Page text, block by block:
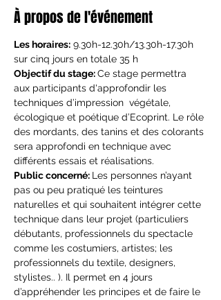
À propos de l'événement
Les horaires: 9.30h-12.30h/13.30h-17.30h
sur cinq jours en totale 35 h
Objectif du stage: Ce stage permettra
aux participants d'approfondir les
techniques d’impression  végétale,
écologique et poétique d’Ecoprint. Le rôle
des mordants, des tanins et des colorants
sera approfondi en technique avec
différents essais et réalisations.
Public concerné: Les personnes n’ayant
pas ou peu pratiqué les teintures
naturelles et qui souhaitent intégrer cette
technique dans leur projet (particuliers
débutants, professionnels du spectacle
comme les costumiers, artistes; les
professionnels du textile, designers,
stylistes.. ). Il permet en 4 jours
d’appréhender les principes et de faire le